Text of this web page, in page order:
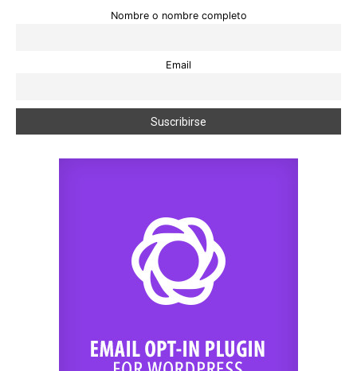
Nombre o nombre completo
Email